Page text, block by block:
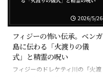
2026/5/26
フィジーの怖い伝承。ベンガ
島に伝わる「火渡りの儀
式」と精霊の呪い
フィジーのドレケティ川の「火渡